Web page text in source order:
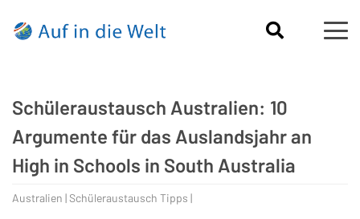
Schüleraustausch Australien: 10
Argumente für das Auslandsjahr an
High in Schools in South Australia
Australien | Schüleraustausch Tipps |